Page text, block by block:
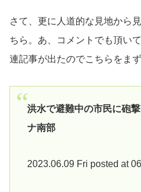
さて、更に人道的な見地から
ちら。あ、コメントでも頂い
連記事が出たのでこちらをま
洪水で避難中の市民に砲
ナ南部
2023.06.09 Fri posted at